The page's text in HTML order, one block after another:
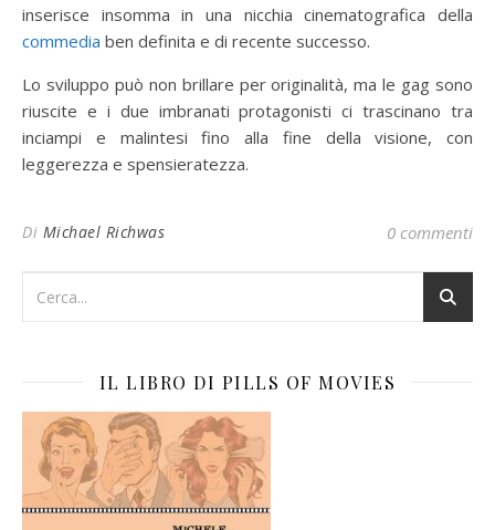
inserisce insomma in una nicchia cinematografica della
commedia ben definita e di recente successo.
Lo sviluppo può non brillare per originalità, ma le gag sono
riuscite e i due imbranati protagonisti ci trascinano tra
inciampi e malintesi fino alla fine della visione, con
leggerezza e spensieratezza.
Di Michael Richwas 0 commenti
IL LIBRO DI PILLS OF MOVIES